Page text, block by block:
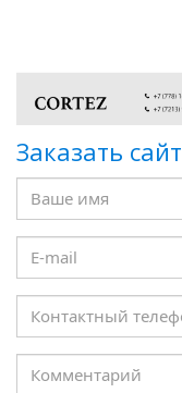
Заказать сайт